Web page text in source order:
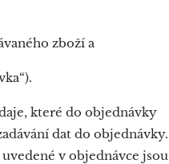
zboží a
které do objednávky
dat do objednávky.
v objednávce jsou